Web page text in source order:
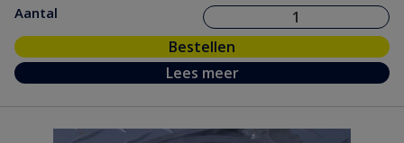
Aantal
Bestellen
Lees meer